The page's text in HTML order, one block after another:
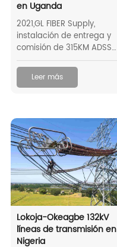
en Uganda
2021,GL FIBER Supply,
instalación de entrega y
comisión de 315KM ADSS
Cable de fibra óptica en
Uganda.Leer más
Lokoja-Okeagbe 132kV
líneas de transmisión en
Nigeria